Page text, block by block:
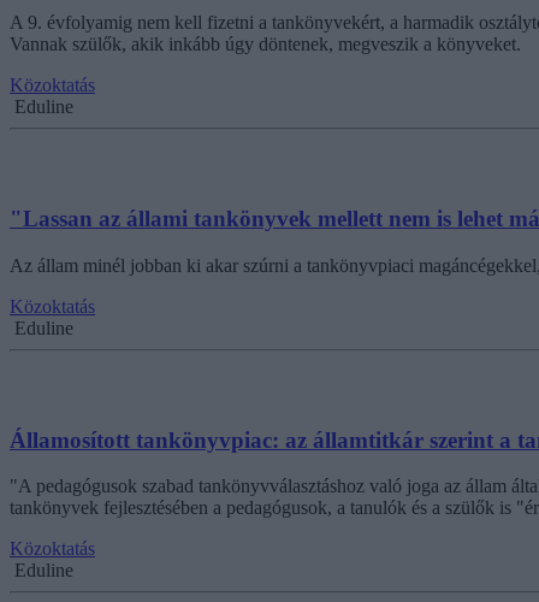
A 9. évfolyamig nem kell fizetni a tankönyvekért, a harmadik
Vannak szülők, akik inkább úgy döntenek, megveszik a könyveket.
Közoktatás
Eduline
"Lassan az állami tankönyvek mellett nem is lehet
Az állam minél jobban ki akar szúrni a tankönyvpiaci
Közoktatás
Eduline
Államosított tankönyvpiac: az államtitkár szerint a
"A pedagógusok szabad tankönyvválasztáshoz való joga az állam
tankönyvek fejlesztésében a pedagógusok, a tanulók és a szülők is
Közoktatás
Eduline